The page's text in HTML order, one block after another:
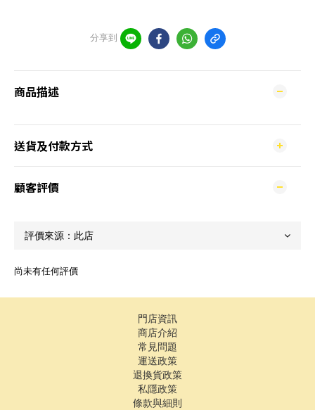
分享到
商品描述
送貨及付款方式
顧客評價
尚未有任何評價
門店資訊
商店介紹
常見問題
運送政策
退換貨政策
私隱政策
條款與細則